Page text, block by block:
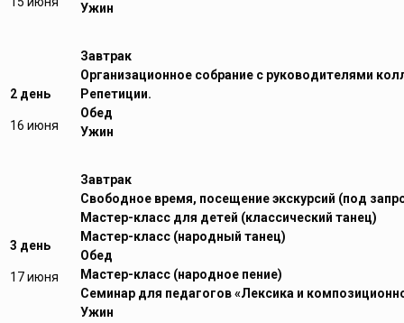
Ужин
2 день
16 июня
Завтрак
Организационное собрание с руководителями
Репетиции.
Обед
Ужин
3 день
17 июня
Завтрак
Свободное время, посещение экскурсий (под
Мастер-класс для детей (классический танец)
Мастер-класс (народный танец)
Обед
Мастер-класс (народное пение)
Семинар для педагогов «Лексика и
Ужин